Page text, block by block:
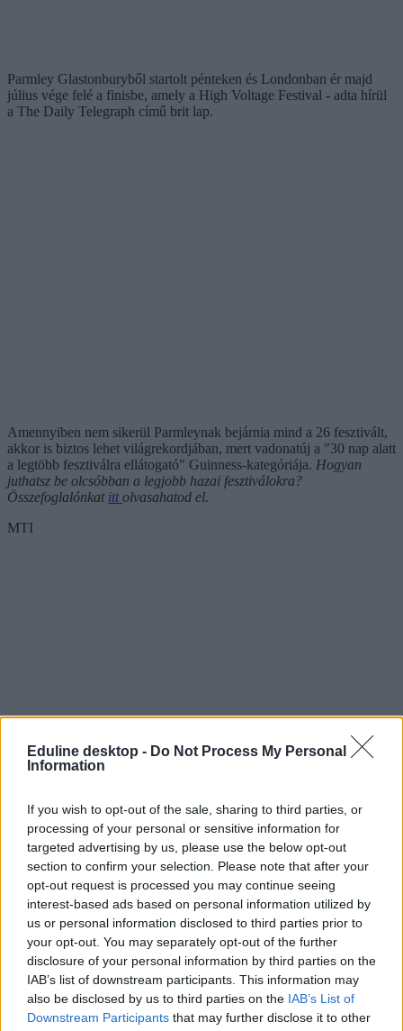
Eduline desktop - Do Not Process My Personal
Information
If you wish to opt-out of the sale, sharing to third parties, or
processing of your personal or sensitive information for
targeted advertising by us, please use the below opt-out
section to confirm your selection. Please note that after your
opt-out request is processed you may continue seeing
interest-based ads based on personal information utilized by
us or personal information disclosed to third parties prior to
your opt-out. You may separately opt-out of the further
disclosure of your personal information by third parties on the
IAB’s list of downstream participants. This information may
also be disclosed by us to third parties on the IAB’s List of
Downstream Participants that may further disclose it to other
Parmley Glastonburyből startolt pénteken és Londonban ér majd
július vége felé a finisbe, amely a High Voltage Festival - adta hírül
a The Daily Telegraph című brit lap.
Amennyiben nem sikerül Parmleynak bejárnia mind a 26 fesztivált,
akkor is biztos lehet világrekordjában, mert vadonatúj a "30 nap alatt
a legtöbb fesztiválra ellátogató" Guinness-kategóriája. Hogyan
juthatsz be olcsóbban a legjobb hazai fesztiválokra?
Összefoglalónkat ittolvasahatod el.
MTI
fesztivál
fesztivál 2011
nyári fesztivál
Metalcamp
High Voltage Festival
fesztiválkörút
Guinness rekord